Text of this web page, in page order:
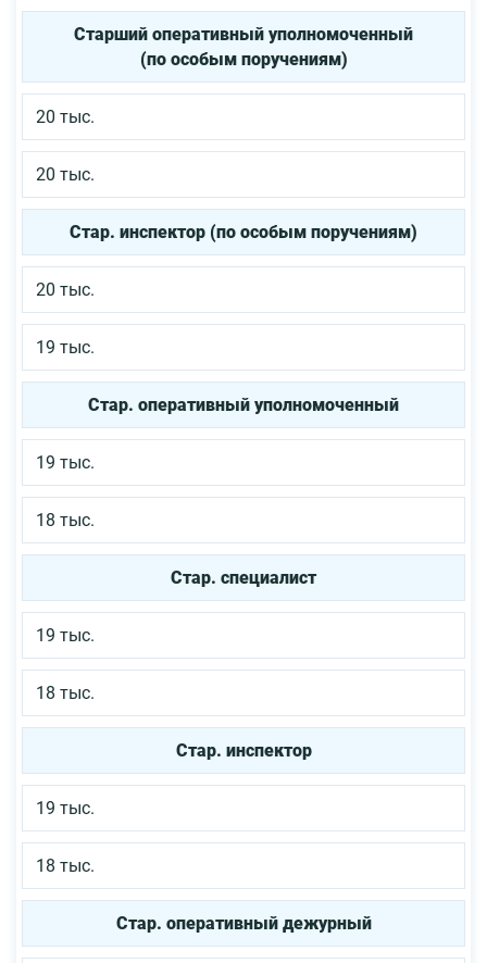
Старший оперативный уполномоченный
(по особым поручениям)
20 тыс.
20 тыс.
Стар. инспектор (по особым поручениям)
20 тыс.
19 тыс.
Стар. оперативный уполномоченный
19 тыс.
18 тыс.
Стар. специалист
19 тыс.
18 тыс.
Стар. инспектор
19 тыс.
18 тыс.
Стар. оперативный дежурный